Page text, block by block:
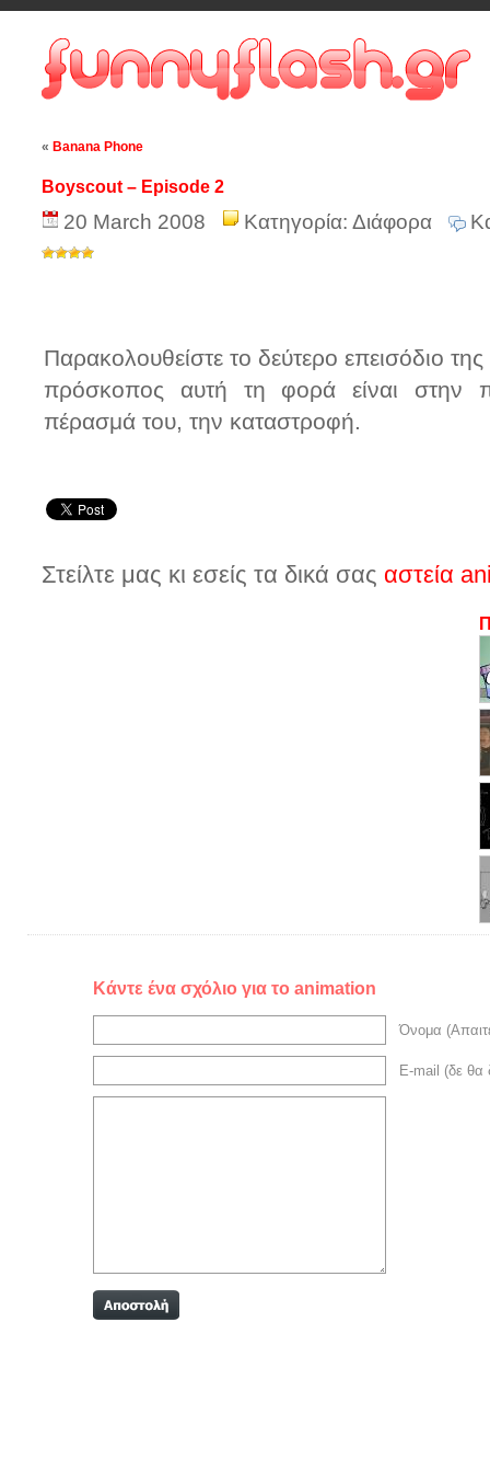
« Banana Phone
Boyscout – Episode 2
20 March 2008 Κατηγορία: Διάφορα
Παρακολουθείστε το δεύτερο επεισόδιο
πρόσκοπος αυτή τη φορά είναι στην
πέρασμά του, την καταστροφή.
Στείλτε μας κι εσείς τα δικά σας αστεία
Κάντε ένα σχόλιο για το animation
Όνομα
E-mail (δε θα